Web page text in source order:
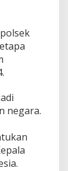
negara.